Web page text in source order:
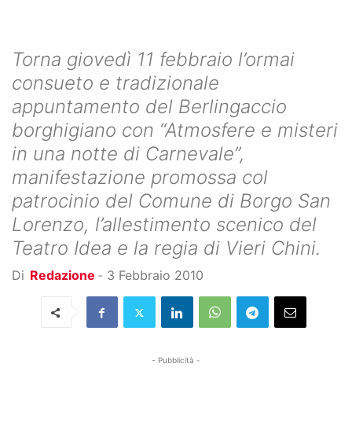
Torna giovedì 11 febbraio l’ormai
consueto e tradizionale
appuntamento del Berlingaccio
borghigiano con “Atmosfere e misteri
in una notte di Carnevale”,
manifestazione promossa col
patrocinio del Comune di Borgo San
Lorenzo, l’allestimento scenico del
Teatro Idea e la regia di Vieri Chini.
Di Redazione - 3 Febbraio 2010
- Pubblicità -